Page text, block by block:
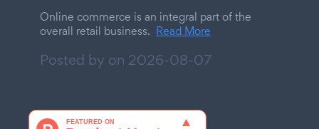
Online commerce is an integral part of the
overall retail business. Read More
Posted by on 2026-08-07